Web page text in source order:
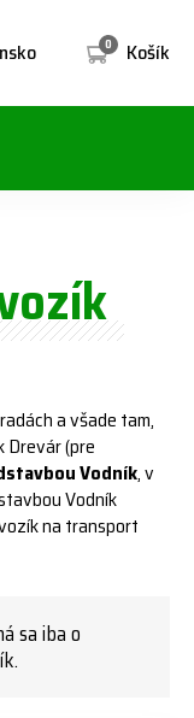
0 Košík
a všade tam,
Drevár (pre
Vodník, v
Vodník
na transport
sa iba o